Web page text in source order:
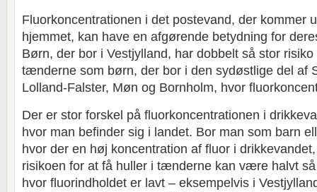
Fluorkoncentrationen i det postevand, der kommer
hjemmet, kan have en afgørende betydning for
Børn, der bor i Vestjylland, har dobbelt så stor
tænderne som børn, der bor i den sydøstlige del af
Lolland-Falster, Møn og Bornholm, hvor
Der er stor forskel på fluorkoncentrationen i
hvor man befinder sig i landet. Bor man som barn
hvor der en høj koncentration af fluor i
risikoen for at få huller i tænderne kan være halvt
hvor fluorindholdet er lavt – eksempelvis i